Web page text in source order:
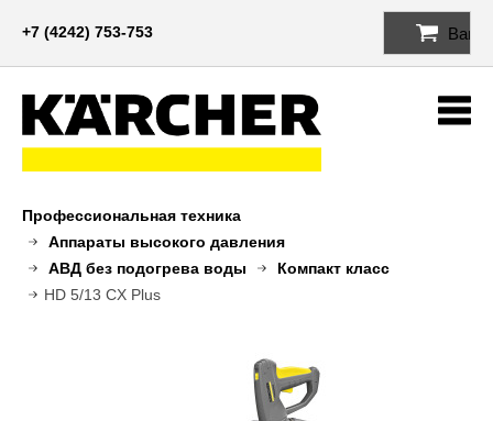
+7 (4242) 753-753 Ваша
Профессиональная техника
Аппараты высокого давления
АВД без подогрева воды Компакт класс
HD 5/13 CX Plus